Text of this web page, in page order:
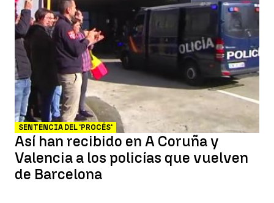
SENTENCIA DEL 'PROCÉS'
Así han recibido en A Coruña y
Valencia a los policías que vuelven
de Barcelona